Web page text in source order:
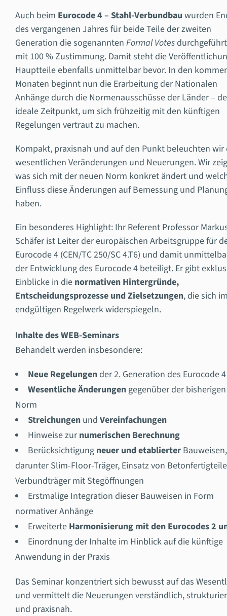
Auch beim Eurocode 4 – Stahl-Verbundbau wurden
des vergangenen Jahres für beide Teile der zweiten
Generation die sogenannten Formal Votes
mit 100 % Zustimmung. Damit steht die
Hauptteile ebenfalls unmittelbar bevor. In den
Monaten beginnt nun die Erarbeitung der Nationalen
Anhänge durch die Normenausschüsse der Länder –
ideale Zeitpunkt, um sich frühzeitig mit den künftigen
Regelungen vertraut zu machen.
Kompakt, praxisnah und auf den Punkt beleuchten wir
wesentlichen Veränderungen und Neuerungen. Wir
was sich mit der neuen Norm konkret ändert und
Einfluss diese Änderungen auf Bemessung und
haben.
Ein besonderes Highlight: Ihr Referent Professor
Schäfer ist Leiter der europäischen Arbeitsgruppe für
Eurocode 4 (CEN/TC 250/SC 4.T6) und damit
der Entwicklung des Eurocode 4 beteiligt. Er gibt
Einblicke in die normativen Hintergründe,
Entscheidungsprozesse und Zielsetzungen, die sich
endgültigen Regelwerk widerspiegeln.
Inhalte des WEB-Seminars
Behandelt werden insbesondere:
Neue Regelungen der 2. Generation des Eurocode 4
Wesentliche Änderungen gegenüber der bisherigen
Norm
Streichungen und Vereinfachungen
Hinweise zurnumerischen Berechnung
Berücksichtigung neuer und etablierterBauweisen,
darunter Slim-Floor-Träger, Einsatz von
Verbundträger mit Stegöffnungen
Erstmalige Integration dieser Bauweisen in Form
normativer Anhänge
Erweiterte Harmonisierung mit den Eurocodes 2
Einordnung der Inhalte im Hinblick auf die künftige
Anwendung in der Praxis
Das Seminar konzentriert sich bewusst auf das
und vermittelt die Neuerungen verständlich,
und praxisnah.